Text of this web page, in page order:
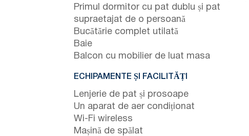
Primul dormitor cu pat dublu și pat
supraetajat de o persoană
Bucătărie complet utilată
Baie
Balcon cu mobilier de luat masa
ECHIPAMENTE ȘI FACILITĂȚI
Lenjerie de pat și prosoape
Un aparat de aer condiționat
Wi-Fi wireless
Mașină de spălat